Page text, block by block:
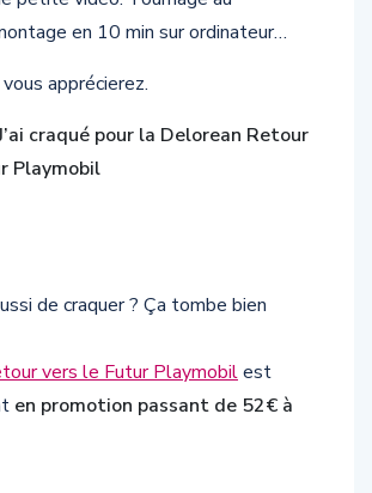
en 10 min sur ordinateur…
vous apprécierez.
craqué pour la Delorean Retour
Playmobil
de craquer ? Ça tombe bien
vers le Futur Playmobilest
en promotion passant de 52€ à